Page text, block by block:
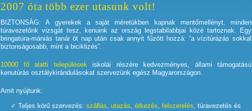
2007 óta több ezer utasunk volt!
BIZTONSÁG: A gyerekek a saját méretükben kapnak mentőmellényt, minden
túravezetőnk vizsgát tesz, kenuink az ország legstabilabbjai közé tartoznak. Egy
bringatúra-mániás tanár öt nap után csak annyit fűzött hozzá: “a vízitúrázás sokkal
biztonságosabb, mint a biciklizés”.
10000 fő alatti településekiskolái részére kedvezményes, állami támogatású
kenutúrás osztálykirándulásokat szervezünk egész Magyarországon.
Amit nyújtunk:
Teljes körű szervezés: szállás, utazás, étkezés, felszerelés, túravezetés és